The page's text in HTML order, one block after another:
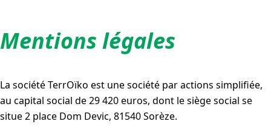
Mentions légales
La société TerrOïko est une société par actions simplifiée,
au capital social de 29 420 euros, dont le siège social se
situe 2 place Dom Devic, 81540 Sorèze.